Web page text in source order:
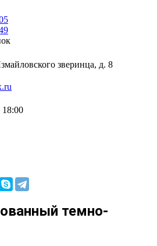
зверинца, д. 8
темно-